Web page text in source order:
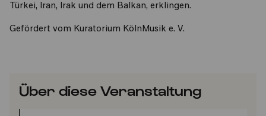
Türkei, Iran, Irak und dem Balkan, erklingen.
Gefördert vom Kuratorium KölnMusik e. V.
Über diese Veranstaltung